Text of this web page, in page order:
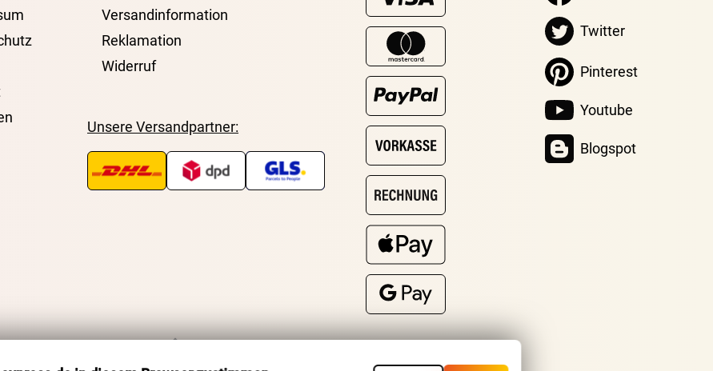
Versandinformation
Reklamation
Widerruf
Unsere Versandpartner:
Twitter
Pinterest
Youtube
Blogspot